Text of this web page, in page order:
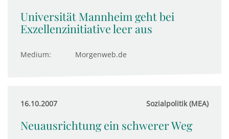
Universität Mannheim geht bei
Exzellenzinitiative leer aus
Medium: Morgenweb.de
16.10.2007 Sozialpolitik (MEA)
Neuausrichtung ein schwerer Weg